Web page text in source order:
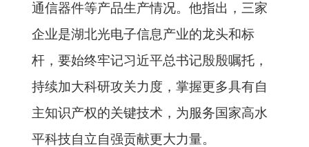
通信器件等产品生产情况。他指出，三家
企业是湖北光电子信息产业的龙头和标
杆，要始终牢记习近平总书记殷殷嘱托，
持续加大科研攻关力度，掌握更多具有自
主知识产权的关键技术，为服务国家高水
平科技自立自强贡献更大力量。